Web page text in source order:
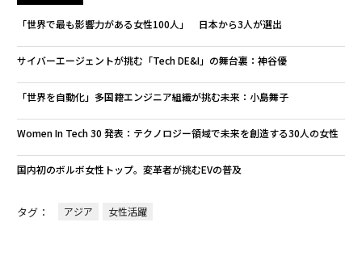
「世界で最も影響力がある女性100人」 日本から3人が選出
サイバーエージェントが挑む「Tech DE&I」の舞台裏：神谷優
「世界を自動化」多国籍エンジニア組織が挑む未来：小島舞子
Women In Tech 30 発表：テクノロジー領域で未来を創造する30人の女性
国内初のボルボ女性トップ。変革者が挑むEVの普及
タグ： アジア 女性活躍